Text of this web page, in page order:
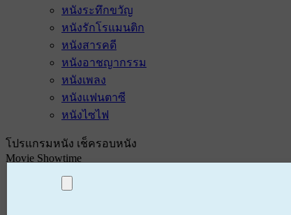
หนังระทึกขวัญ
หนังรักโรแมนติก
หนังสารคดี
หนังอาชญากรรม
หนังเพลง
หนังแฟนตาซี
หนังไซไฟ
โปรแกรมหนัง เช็ครอบหนัง
Movie Showtime